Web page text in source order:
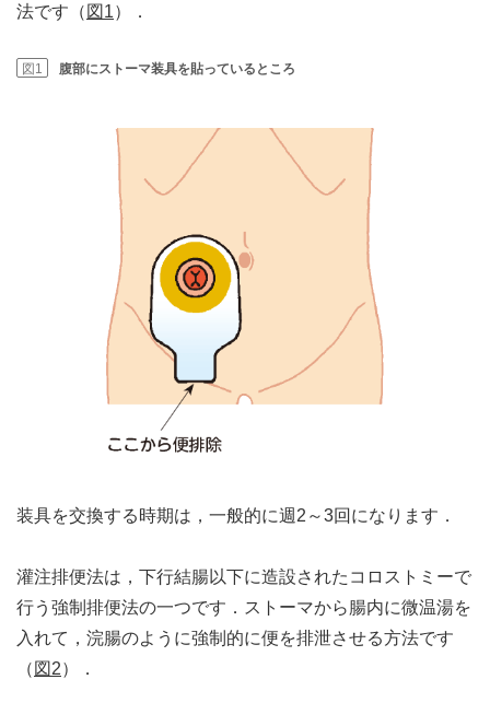
法です（ 図1）．
図1 腹部にストーマ装具を貼っているところ
装具を交換する時期は，一般的に週2～3回になります．
灌注排便法は，下行結腸以下に造設されたコロストミーで
行う強制排便法の一つです．ストーマから腸内に微温湯を
入れて，浣腸のように強制的に便を排泄させる方法です
（ 図2）．